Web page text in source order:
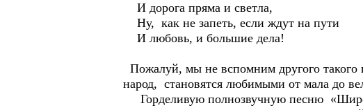
И дорога пряма и светла,
Ну, как не запеть, если ждут на пути
И любовь, и большие дела!
Пожалуй, мы не вспомним другого такого
народ, становятся любимыми от мала до
Горделивую полнозвучную песню